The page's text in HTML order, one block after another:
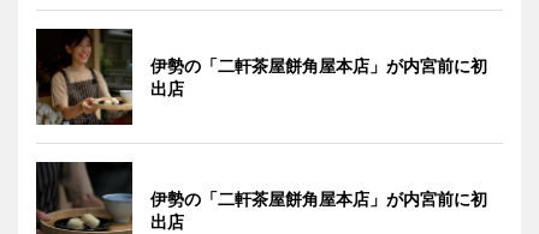
伊勢の「二軒茶屋餅角屋本店」が内宮前に初
出店
伊勢の「二軒茶屋餅角屋本店」が内宮前に初
出店